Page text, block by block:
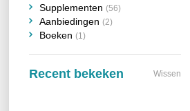
Supplementen (56)
Aanbiedingen (2)
Boeken (1)
Recent bekeken Wissen